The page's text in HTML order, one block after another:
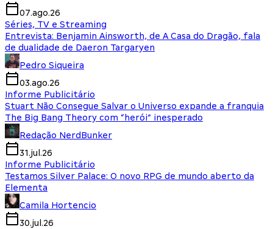
07.ago.26
Séries, TV e Streaming
Entrevista: Benjamin Ainsworth, de A Casa do Dragão, fala
de dualidade de Daeron Targaryen
Pedro Siqueira
03.ago.26
Informe Publicitário
Stuart Não Consegue Salvar o Universo expande a franquia
The Big Bang Theory com “herói” inesperado
Redação NerdBunker
31.jul.26
Informe Publicitário
Testamos Silver Palace: O novo RPG de mundo aberto da
Elementa
Camila Hortencio
30.jul.26